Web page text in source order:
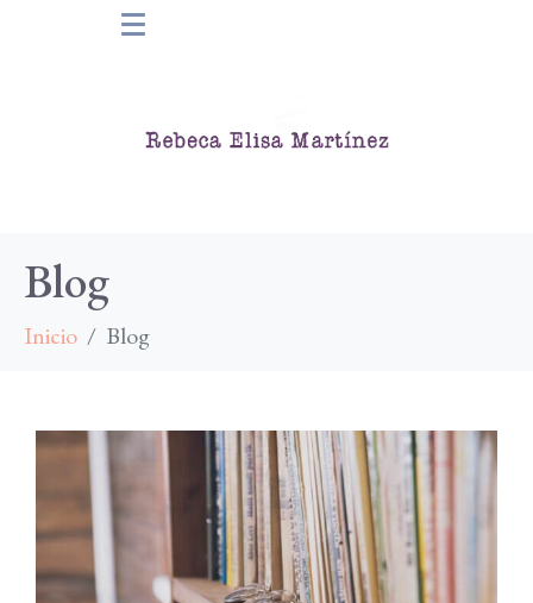
Blog
Inicio Blog